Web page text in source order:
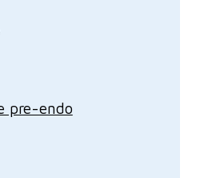
pre-endo